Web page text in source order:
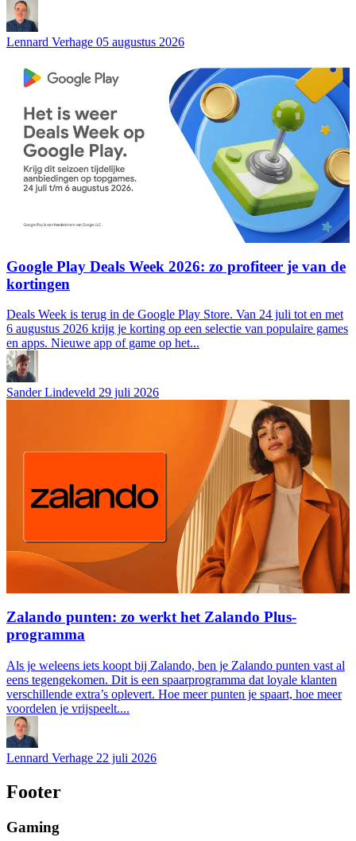
Lennard Verhage 05 augustus 2026
Google Play Deals Week 2026: zo profiteer je van de
kortingen
Deals Week is terug in de Google Play Store. Van 24 juli tot en met
6 augustus 2026 krijg je korting op een selectie van populaire games
en apps. Nieuwe app of game op het...
Sander Lindeveld 29 juli 2026
Zalando punten: zo werkt het Zalando Plus-
programma
Als je weleens iets koopt bij Zalando, ben je Zalando punten vast al
eens tegengekomen. Dit is een spaarprogramma dat loyale klanten
verschillende extra’s oplevert. Hoe meer punten je spaart, hoe meer
voordelen je vrijspeelt....
Lennard Verhage 22 juli 2026
Footer
Gaming